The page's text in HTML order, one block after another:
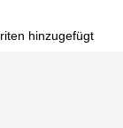
hinzugefügt